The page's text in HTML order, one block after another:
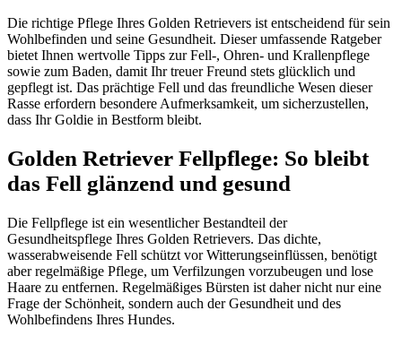
Die richtige Pflege Ihres Golden Retrievers ist entscheidend für sein
Wohlbefinden und seine Gesundheit. Dieser umfassende Ratgeber
bietet Ihnen wertvolle Tipps zur Fell-, Ohren- und Krallenpflege
sowie zum Baden, damit Ihr treuer Freund stets glücklich und
gepflegt ist. Das prächtige Fell und das freundliche Wesen dieser
Rasse erfordern besondere Aufmerksamkeit, um sicherzustellen,
dass Ihr Goldie in Bestform bleibt.
Golden Retriever Fellpflege: So bleibt
das Fell glänzend und gesund
Die Fellpflege ist ein wesentlicher Bestandteil der
Gesundheitspflege Ihres Golden Retrievers. Das dichte,
wasserabweisende Fell schützt vor Witterungseinflüssen, benötigt
aber regelmäßige Pflege, um Verfilzungen vorzubeugen und lose
Haare zu entfernen. Regelmäßiges Bürsten ist daher nicht nur eine
Frage der Schönheit, sondern auch der Gesundheit und des
Wohlbefindens Ihres Hundes.